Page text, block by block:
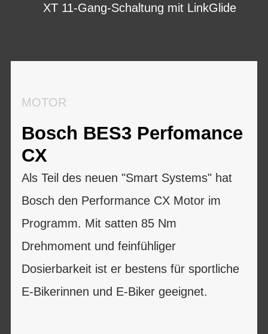
XT 11-Gang-Schaltung mit LinkGlide
MOTOR
Bosch BES3 Perfomance
CX
Als Teil des neuen "Smart Systems" hat
Bosch den Performance CX Motor im
Programm. Mit satten 85 Nm
Drehmoment und feinfühliger
Dosierbarkeit ist er bestens für sportliche
E-Bikerinnen und E-Biker geeignet.